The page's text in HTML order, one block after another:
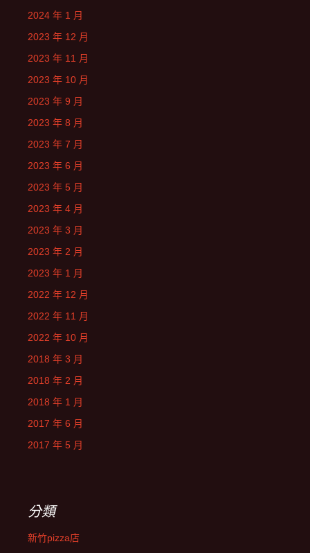
2024 年 1 月
2023 年 12 月
2023 年 11 月
2023 年 10 月
2023 年 9 月
2023 年 8 月
2023 年 7 月
2023 年 6 月
2023 年 5 月
2023 年 4 月
2023 年 3 月
2023 年 2 月
2023 年 1 月
2022 年 12 月
2022 年 11 月
2022 年 10 月
2018 年 3 月
2018 年 2 月
2018 年 1 月
2017 年 6 月
2017 年 5 月
分類
新竹pizza店